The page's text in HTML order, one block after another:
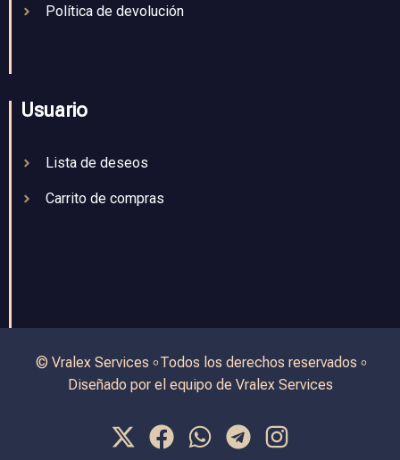
Política de devolución
Usuario
Lista de deseos
Carrito de compras
© Vralex Services ৹ Todos los derechos reservados ৹
Diseñado por el equipo de Vralex Services